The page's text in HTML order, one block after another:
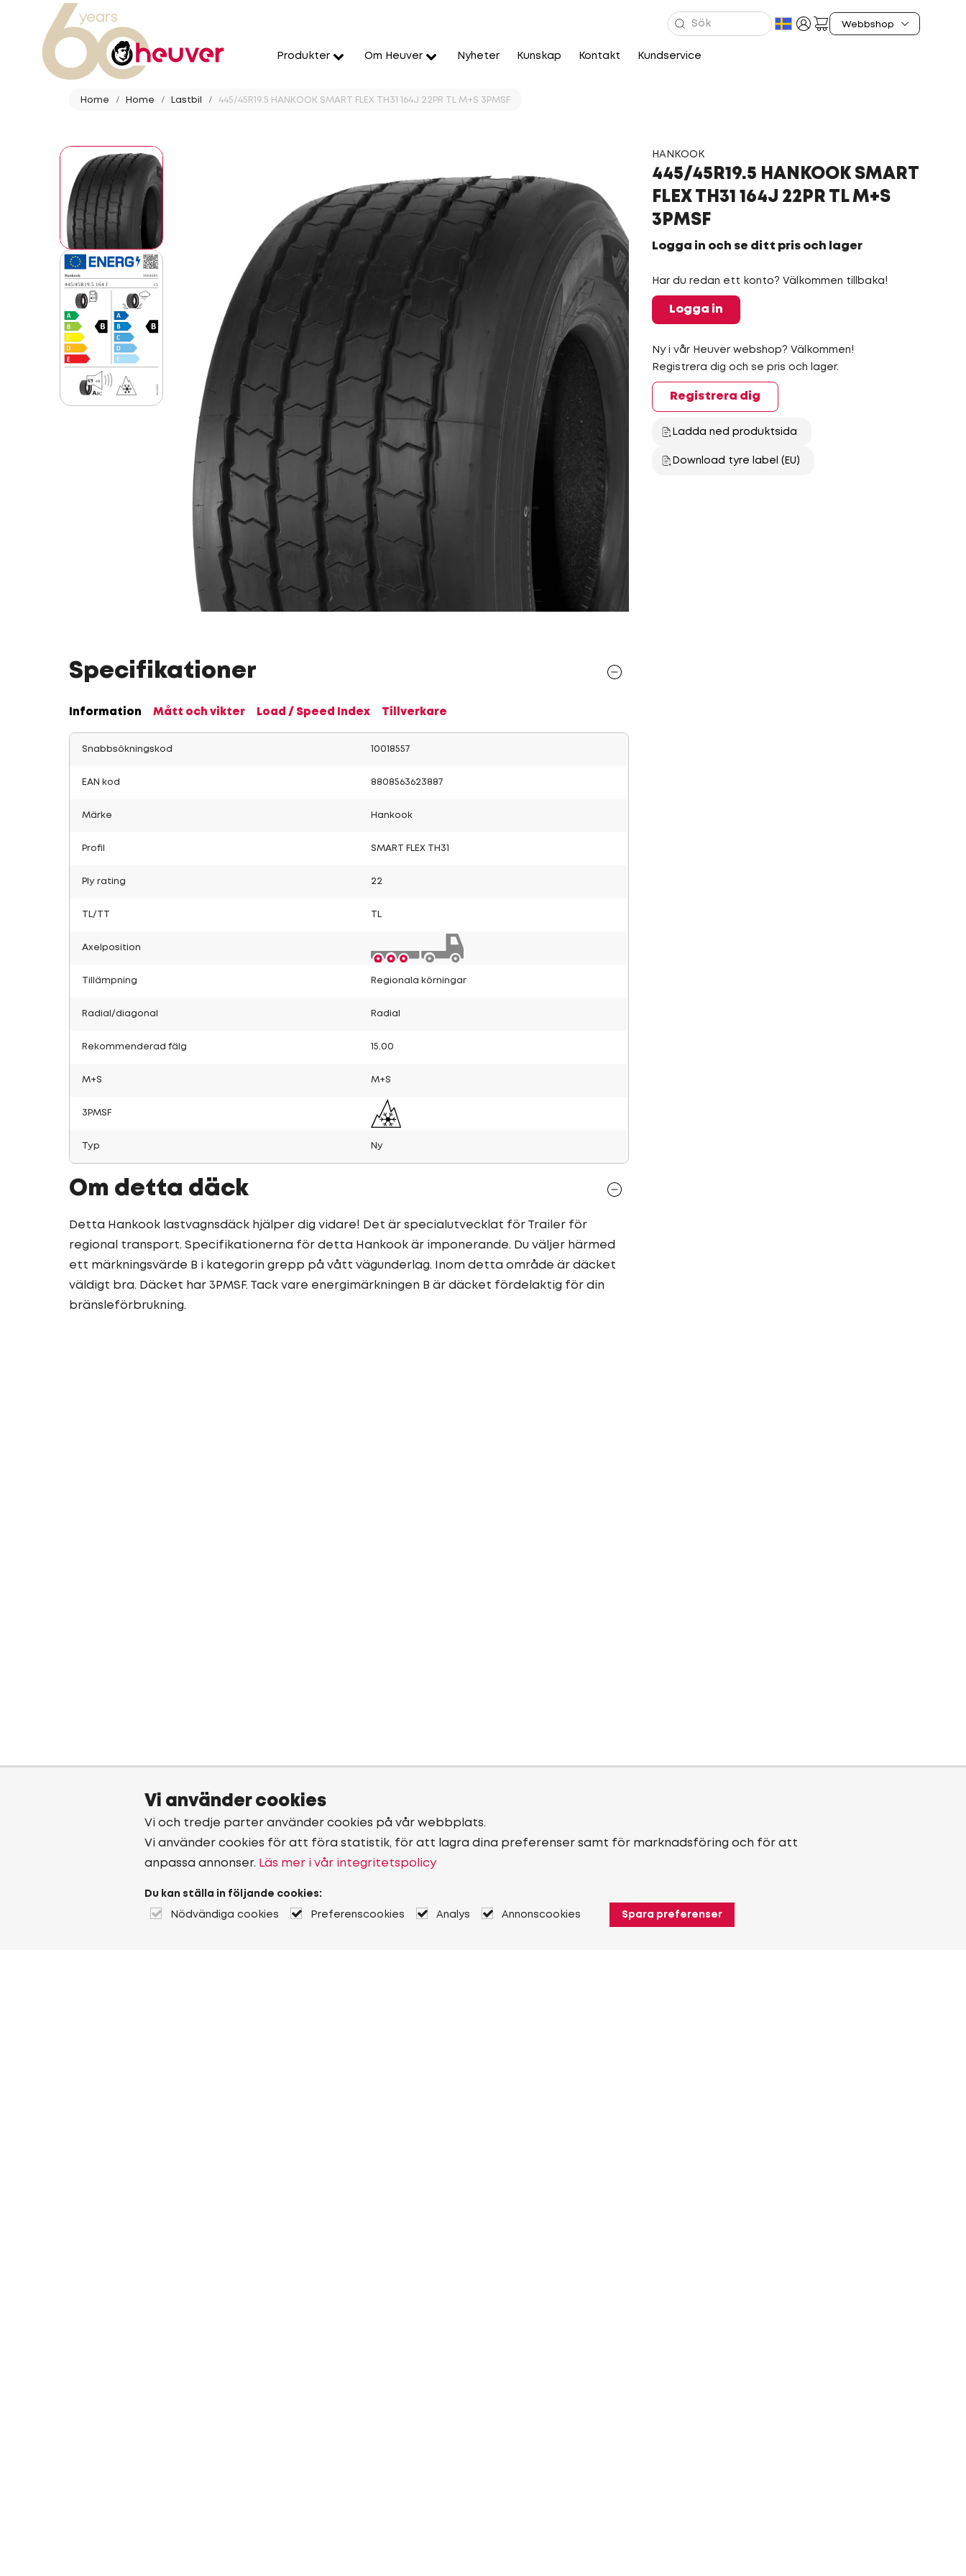
Produkter Om Heuver Nyheter Kunskap Kontakt Kundservice
Home Home Lastbil 445/45R19.5 HANKOOK SMART FLEX TH31 164J 22PR TL M+S 3PMSF
HANKOOK
445/45R19.5 HANKOOK SMART
FLEX TH31 164J 22PR TL M+S
3PMSF
Logga in och se ditt pris och lager
Har du redan ett konto? Välkommen tillbaka!
Logga in
Ny i vår Heuver webshop? Välkommen!
Registrera dig och se pris och lager.
Registrera dig
Ladda ned produktsida
Download tyre label (EU)
Specifikationer
Information Mått och vikter Load / Speed Index Tillverkare
Snabbsökningskod 10018557
EAN kod 8808563623887
Märke Hankook
Profil SMART FLEX TH31
Ply rating 22
TL/TT
Axelposition
Tillämpning Regionala körningar
Radial/diagonal Radial
Rekommenderad fälg 15.00
M+S M+S
3PMSF
Typ Ny
Om detta däck
Detta Hankook lastvagnsdäck hjälper dig vidare! Det är specialutvecklat för Trailer för
regional transport. Specifikationerna för detta Hankook är imponerande. Du väljer härmed
ett märkningsvärde B i kategorin grepp på vått vägunderlag. Inom detta område är däcket
väldigt bra. Däcket har 3PMSF. Tack vare energimärkningen B är däcket fördelaktig för din
bränsleförbrukning.
Vi använder cookies
Vi och tredje parter använder cookies på vår webbplats.
Vi använder cookies för att föra statistik, för att lagra dina preferenser samt för marknadsföring och för att
anpassa annonser. Läs mer i vår integritetspolicy
Du kan ställa in följande cookies:
Nödvändiga cookies Preferenscookies Analys Annonscookies Spara preferenser